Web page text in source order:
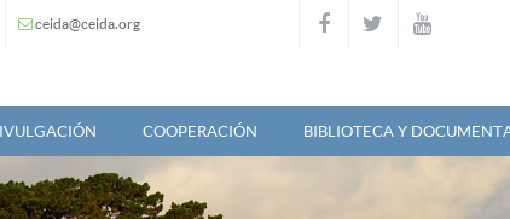
ceida@ceida.org
COOPERACIÓN BIBLIOTECA Y